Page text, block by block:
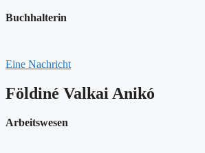
Buchhalterin
Eine Nachricht
Földiné Valkai Anikó
Arbeitswesen